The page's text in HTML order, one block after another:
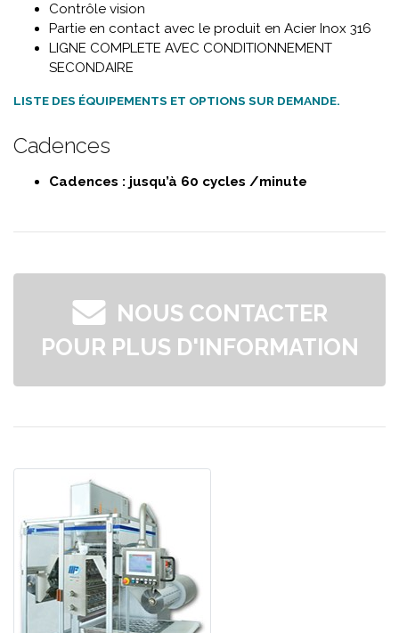
Contrôle vision
Partie en contact avec le produit en Acier Inox 316
LIGNE COMPLETE AVEC CONDITIONNEMENT
SECONDAIRE
LISTE DES ÉQUIPEMENTS ET OPTIONS SUR DEMANDE.
Cadences
Cadences : jusqu’à 60 cycles /minute
POUR PLUS D'INFORMATION